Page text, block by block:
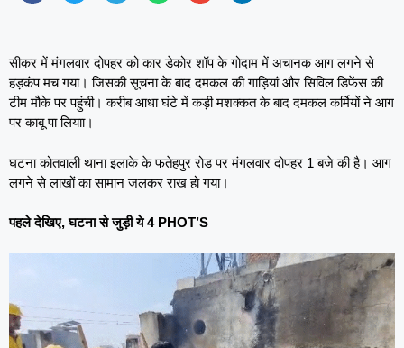
सीकर में मंगलवार दोपहर को कार डेकोर शॉप के गोदाम में अचानक आग लगने से
हड़कंप मच गया। जिसकी सूचना के बाद दमकल की गाड़ियां और सिविल डिफेंस की
टीम मौके पर पहुंची। करीब आधा घंटे में कड़ी मशक्कत के बाद दमकल कर्मियों ने आग
पर काबू पा लियाा।
घटना कोतवाली थाना इलाके के फतेहपुर रोड पर मंगलवार दोपहर 1 बजे की है। आग
लगने से लाखों का सामान जलकर राख हो गया।
पहले देखिए, घटना से जुड़ी ये 4 PHOT’S